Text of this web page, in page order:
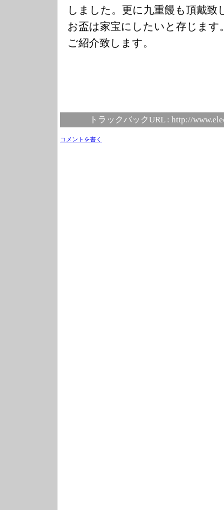
しました。更に九重饅も頂戴致
お盃は家宝にしたいと存じます
ご紹介致します。
トラックバックURL : http://
コメントを書く